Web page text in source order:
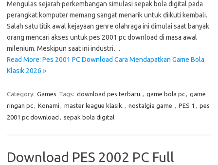
Mengulas sejarah perkembangan simulasi sepak bola digital pada
perangkat komputer memang sangat menarik untuk diikuti kembali.
Salah satu titik awal kejayaan genre olahraga ini dimulai saat banyak
orang mencari akses untuk pes 2001 pc download di masa awal
milenium. Meskipun saat ini industri…
Read More: Pes 2001 PC Download Cara Mendapatkan Game Bola
Klasik 2026 »
Category: Games Tags: download pes terbaru. , game bola pc, game
ringan pc, Konami , master league klasik. , nostalgia game. , PES 1 , pes
2001 pc download , sepak bola digital
Download PES 2002 PC Full